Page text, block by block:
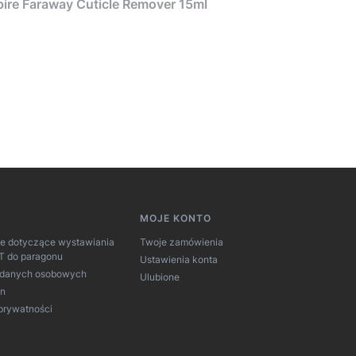
Faraway Cuticle Remover 15ml
dotyczące wystawiania
do paragonu
osobowych
MOJE KONTO
Twoje zamówienia
Ustawienia konta
Ulubione